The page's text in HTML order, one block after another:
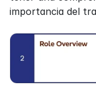
importancia del